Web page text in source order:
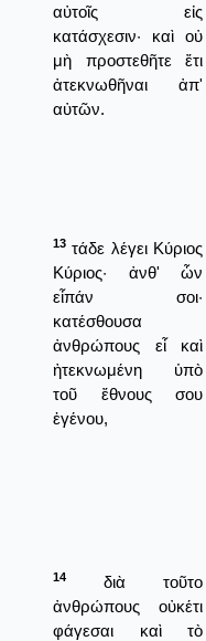
αὐτοῖς εἰς
κατάσχεσιν· καὶ οὐ
μὴ προστεθῆτε ἔτι
ἀτεκνωθῆναι ἀπ'
αὐτῶν.
13 τάδε λέγει Κύριος
Κύριος· ἀνθ' ὧν
εἶπάν σοι·
κατέσθουσα
ἀνθρώπους εἶ καὶ
ἠτεκνωμένη ὑπὸ
τοῦ ἔθνους σου
ἐγένου,
14
διὰ τοῦτο
ἀνθρώπους οὐκέτι
φάγεσαι καὶ τὸ